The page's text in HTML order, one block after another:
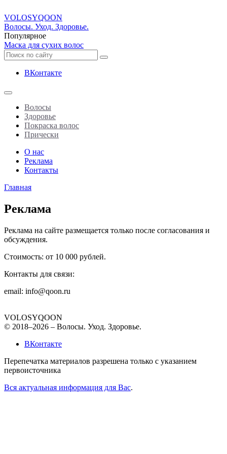
VOLOSYQOON
Волосы. Уход. Здоровье.
Популярное
Маска для сухих волос
ВКонтакте
Волосы
Здоровье
Покраска волос
Прически
О нас
Реклама
Контакты
Главная
Реклама
Реклама на сайте размещается только после согласования и
обсуждения.
Стоимость: от 10 000 рублей.
Контакты для связи:
email: info@qoon.ru
VOLOSYQOON
© 2018–2026 – Волосы. Уход. Здоровье.
ВКонтакте
Перепечатка материалов разрешена только с указанием
первоисточника
Вся актуальная информация для Вас.